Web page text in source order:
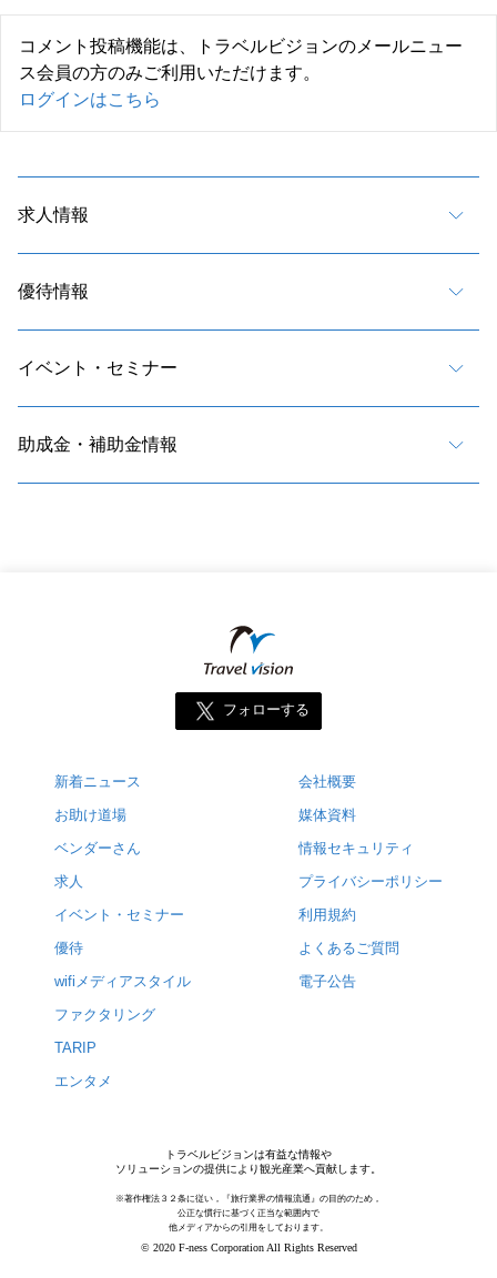
コメント投稿機能は、トラベルビジョンのメールニュー
ス会員の方のみご利用いただけます。
ログインはこちら
求人情報
優待情報
イベント・セミナー
助成金・補助金情報
フォローする
新着ニュース
お助け道場
ベンダーさん
求人
イベント・セミナー
優待
wifiメディアスタイル
ファクタリング
TARIP
エンタメ
会社概要
媒体資料
情報セキュリティ
プライバシーポリシー
利用規約
よくあるご質問
電子公告
トラベルビジョンは有益な情報や
ソリューションの提供により観光産業へ貢献します。
※著作権法３２条に従い，『旅行業界の情報流通』の目的のため，
公正な慣行に基づく正当な範囲内で
他メディアからの引用をしております。
© 2020 F-ness Corporation All Rights Reserved